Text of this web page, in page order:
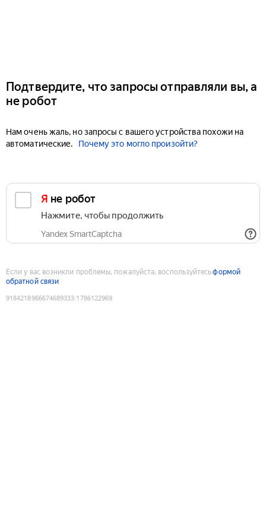
Подтвердите, что запросы отправляли вы, а
не робот
Нам очень жаль, но запросы с вашего устройства похожи на
автоматические.
Почему это могло произойти?
Я не робот
Нажмите, чтобы продолжить
Yandex SmartCaptcha
Если у вас возникли проблемы, пожалуйста, воспользуйтесьформой
обратной связи
9184218966674689333:1786122969